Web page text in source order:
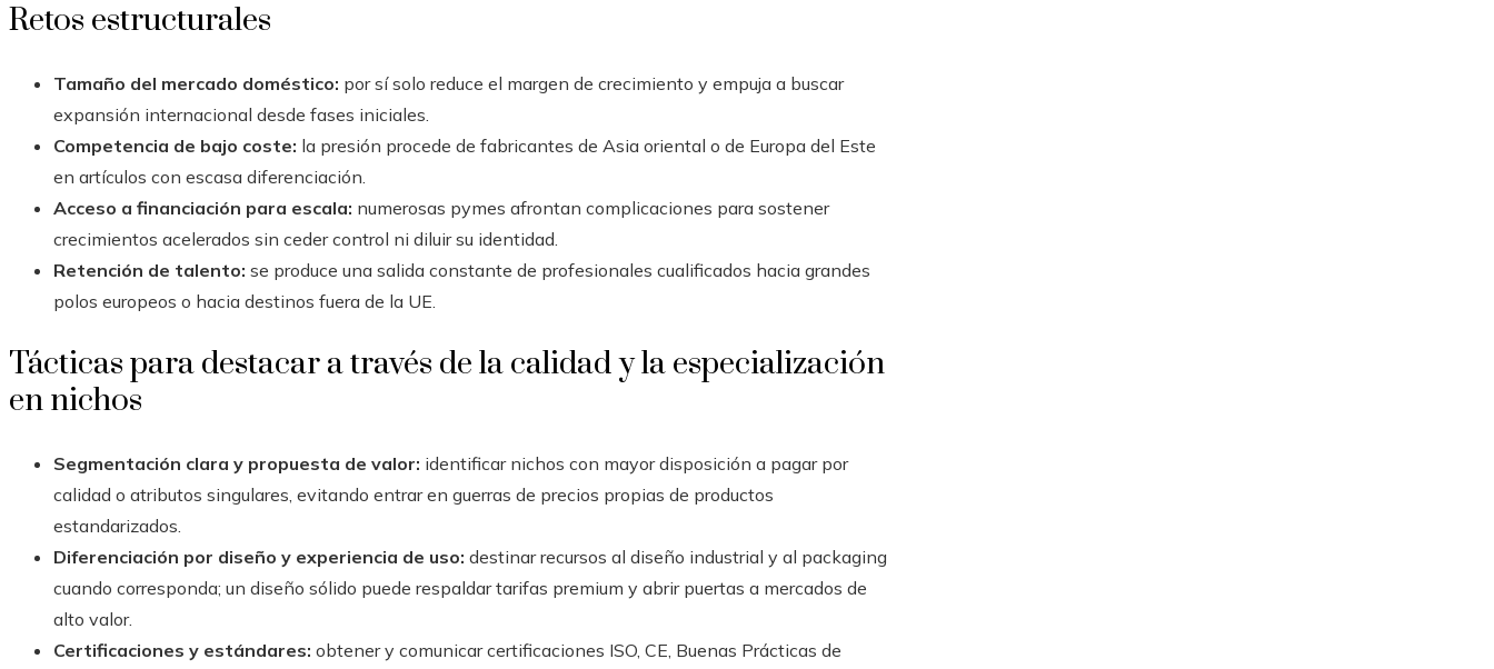
Retos estructurales
Tamaño del mercado doméstico: por sí solo reduce el margen de crecimiento y empuja a buscar
expansión internacional desde fases iniciales.
Competencia de bajo coste: la presión procede de fabricantes de Asia oriental o de Europa del Este
en artículos con escasa diferenciación.
Acceso a financiación para escala: numerosas pymes afrontan complicaciones para sostener
crecimientos acelerados sin ceder control ni diluir su identidad.
Retención de talento: se produce una salida constante de profesionales cualificados hacia grandes
polos europeos o hacia destinos fuera de la UE.
Tácticas para destacar a través de la calidad y la especialización
en nichos
Segmentación clara y propuesta de valor: identificar nichos con mayor disposición a pagar por
calidad o atributos singulares, evitando entrar en guerras de precios propias de productos
estandarizados.
Diferenciación por diseño y experiencia de uso: destinar recursos al diseño industrial y al packaging
cuando corresponda; un diseño sólido puede respaldar tarifas premium y abrir puertas a mercados de
alto valor.
Certificaciones y estándares: obtener y comunicar certificaciones ISO, CE, Buenas Prácticas de